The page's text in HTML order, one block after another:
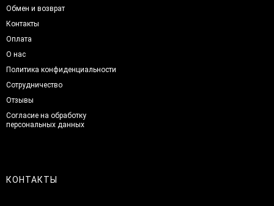
Обмен и возврат
Контакты
Оплата
О нас
Политика конфиденциальности
Сотрудничество
Отзывы
Согласие на обработку
персональных данных
КОНТАКТЫ